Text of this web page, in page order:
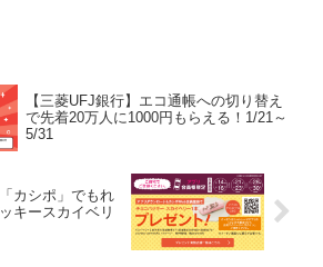
【三菱UFJ銀行】エコ通帳への切り替え
で先着20万人に1000円もらえる！1/21～
5/31
カシポ」でもれ
キースカイベリ